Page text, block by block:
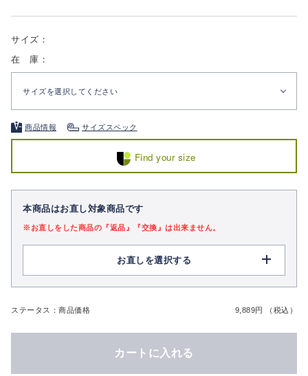
サイズ：
在 庫：
サイズを選択してください
商品情報 サイズスペック
Find your size
本商品はお直し対象商品です
※お直しをした商品の『返品』『交換』は出来ません。
お直しを選択する
ステータス：商品価格 9,889円 （税込）
カートに入れる